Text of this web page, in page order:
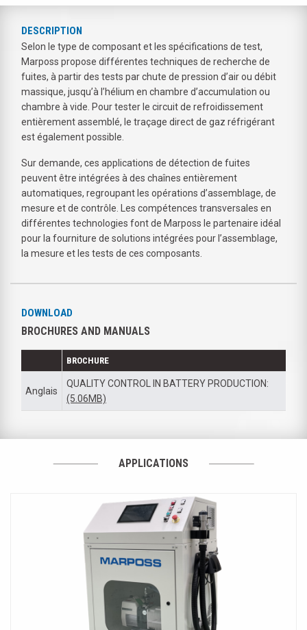
DESCRIPTION
Selon le type de composant et les spécifications de test,
Marposs propose différentes techniques de recherche de
fuites, à partir des tests par chute de pression d’air ou débit
massique, jusqu’à l’hélium en chambre d’accumulation ou
chambre à vide. Pour tester le circuit de refroidissement
entièrement assemblé, le traçage direct de gaz réfrigérant
est également possible.
Sur demande, ces applications de détection de fuites
peuvent être intégrées à des chaînes entièrement
automatiques, regroupant les opérations d’assemblage, de
mesure et de contrôle. Les compétences transversales en
différentes technologies font de Marposs le partenaire idéal
pour la fourniture de solutions intégrées pour l’assemblage,
la mesure et les tests de ces composants.
DOWNLOAD
BROCHURES AND MANUALS
BROCHURE
Anglais
QUALITY CONTROL IN BATTERY PRODUCTION:
(5.06MB)
APPLICATIONS